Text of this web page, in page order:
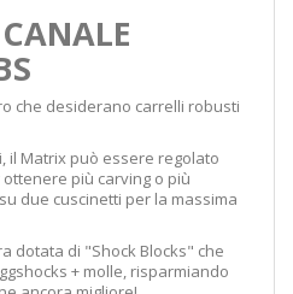
che desiderano carrelli robusti
il Matrix può essere regolato
più carving o più
due cuscinetti per la massima
dotata di "Shock Blocks" che
+ molle, risparmiando